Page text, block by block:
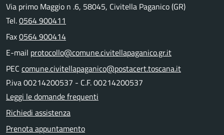
Via primo Maggio n .6, 58045, Civitella Paganico (GR)
Tel.0564 900411
Fax0564 900414
E-mail protocollo@comune.civitellapaganico.gr.it
PEC comune.civitellapaganico@postacert.toscana.it
P.iva 00214200537 - C.F. 00214200537
Leggi le domande frequenti
Richiedi assistenza
Prenota appuntamento